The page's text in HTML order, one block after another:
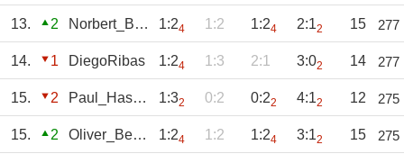
13. 2 Norbert_Berg 1:24 1:2 1:24 2:12 15 277
14. 1 DiegoRibas 1:24 1:3 2:1 3:02 14 277
15. 2 Paul_Hassenpflu 1:32 0:2 0:22 4:12 12 275
15. 2 Oliver_Becker 1:24 1:2 1:24 3:12 15 275